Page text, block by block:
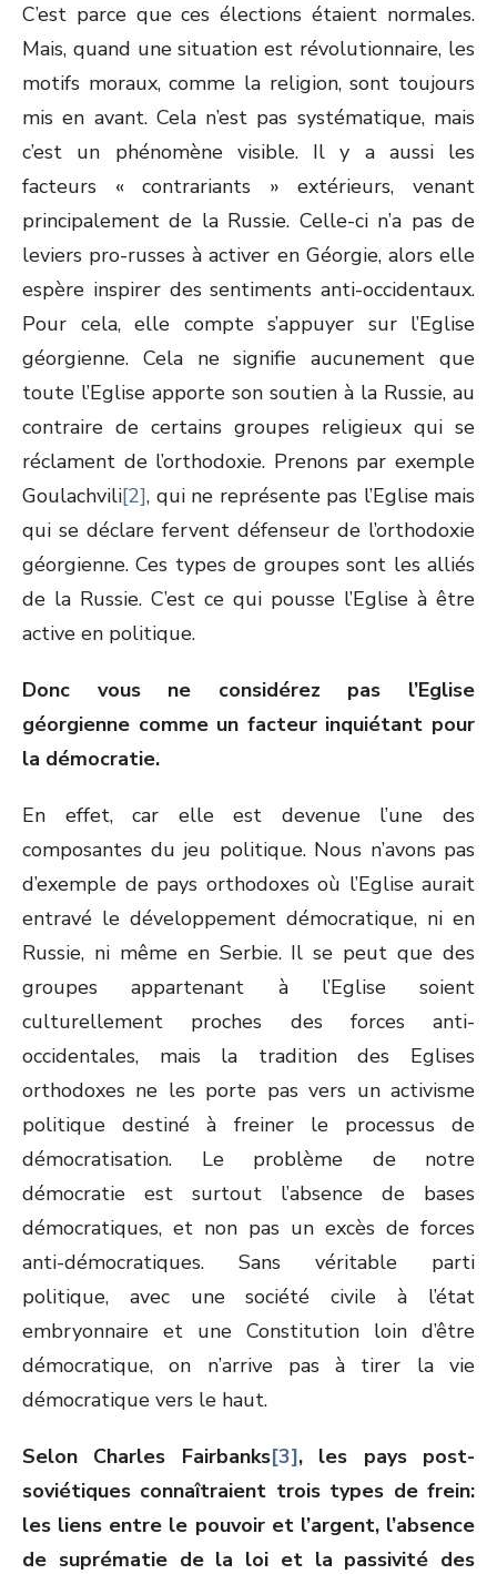
C’est parce que ces élections étaient normales.
Mais, quand une situation est révolutionnaire, les
motifs moraux, comme la religion, sont toujours
mis en avant. Cela n’est pas systématique, mais
c’est un phénomène visible. Il y a aussi les
facteurs « contrariants » extérieurs, venant
principalement de la Russie. Celle-ci n’a pas de
leviers pro-russes à activer en Géorgie, alors elle
espère inspirer des sentiments anti-occidentaux.
Pour cela, elle compte s’appuyer sur l’Eglise
géorgienne. Cela ne signifie aucunement que
toute l’Eglise apporte son soutien à la Russie, au
contraire de certains groupes religieux qui se
réclament de l’orthodoxie. Prenons par exemple
Goulachvili[2], qui ne représente pas l’Eglise mais
qui se déclare fervent défenseur de l’orthodoxie
géorgienne. Ces types de groupes sont les alliés
de la Russie. C’est ce qui pousse l’Eglise à être
active en politique.
Donc vous ne considérez pas l’Eglise
géorgienne comme un facteur inquiétant pour
la démocratie.
En effet, car elle est devenue l’une des
composantes du jeu politique. Nous n’avons pas
d’exemple de pays orthodoxes où l’Eglise aurait
entravé le développement démocratique, ni en
Russie, ni même en Serbie. Il se peut que des
groupes appartenant à l’Eglise soient
culturellement proches des forces anti-
occidentales, mais la tradition des Eglises
orthodoxes ne les porte pas vers un activisme
politique destiné à freiner le processus de
démocratisation. Le problème de notre
démocratie est surtout l’absence de bases
démocratiques, et non pas un excès de forces
anti-démocratiques. Sans véritable parti
politique, avec une société civile à l’état
embryonnaire et une Constitution loin d’être
démocratique, on n’arrive pas à tirer la vie
démocratique vers le haut.
Selon Charles Fairbanks[3], les pays post-
soviétiques connaîtraient trois types de frein:
les liens entre le pouvoir et l’argent, l’absence
de suprématie de la loi et la passivité des